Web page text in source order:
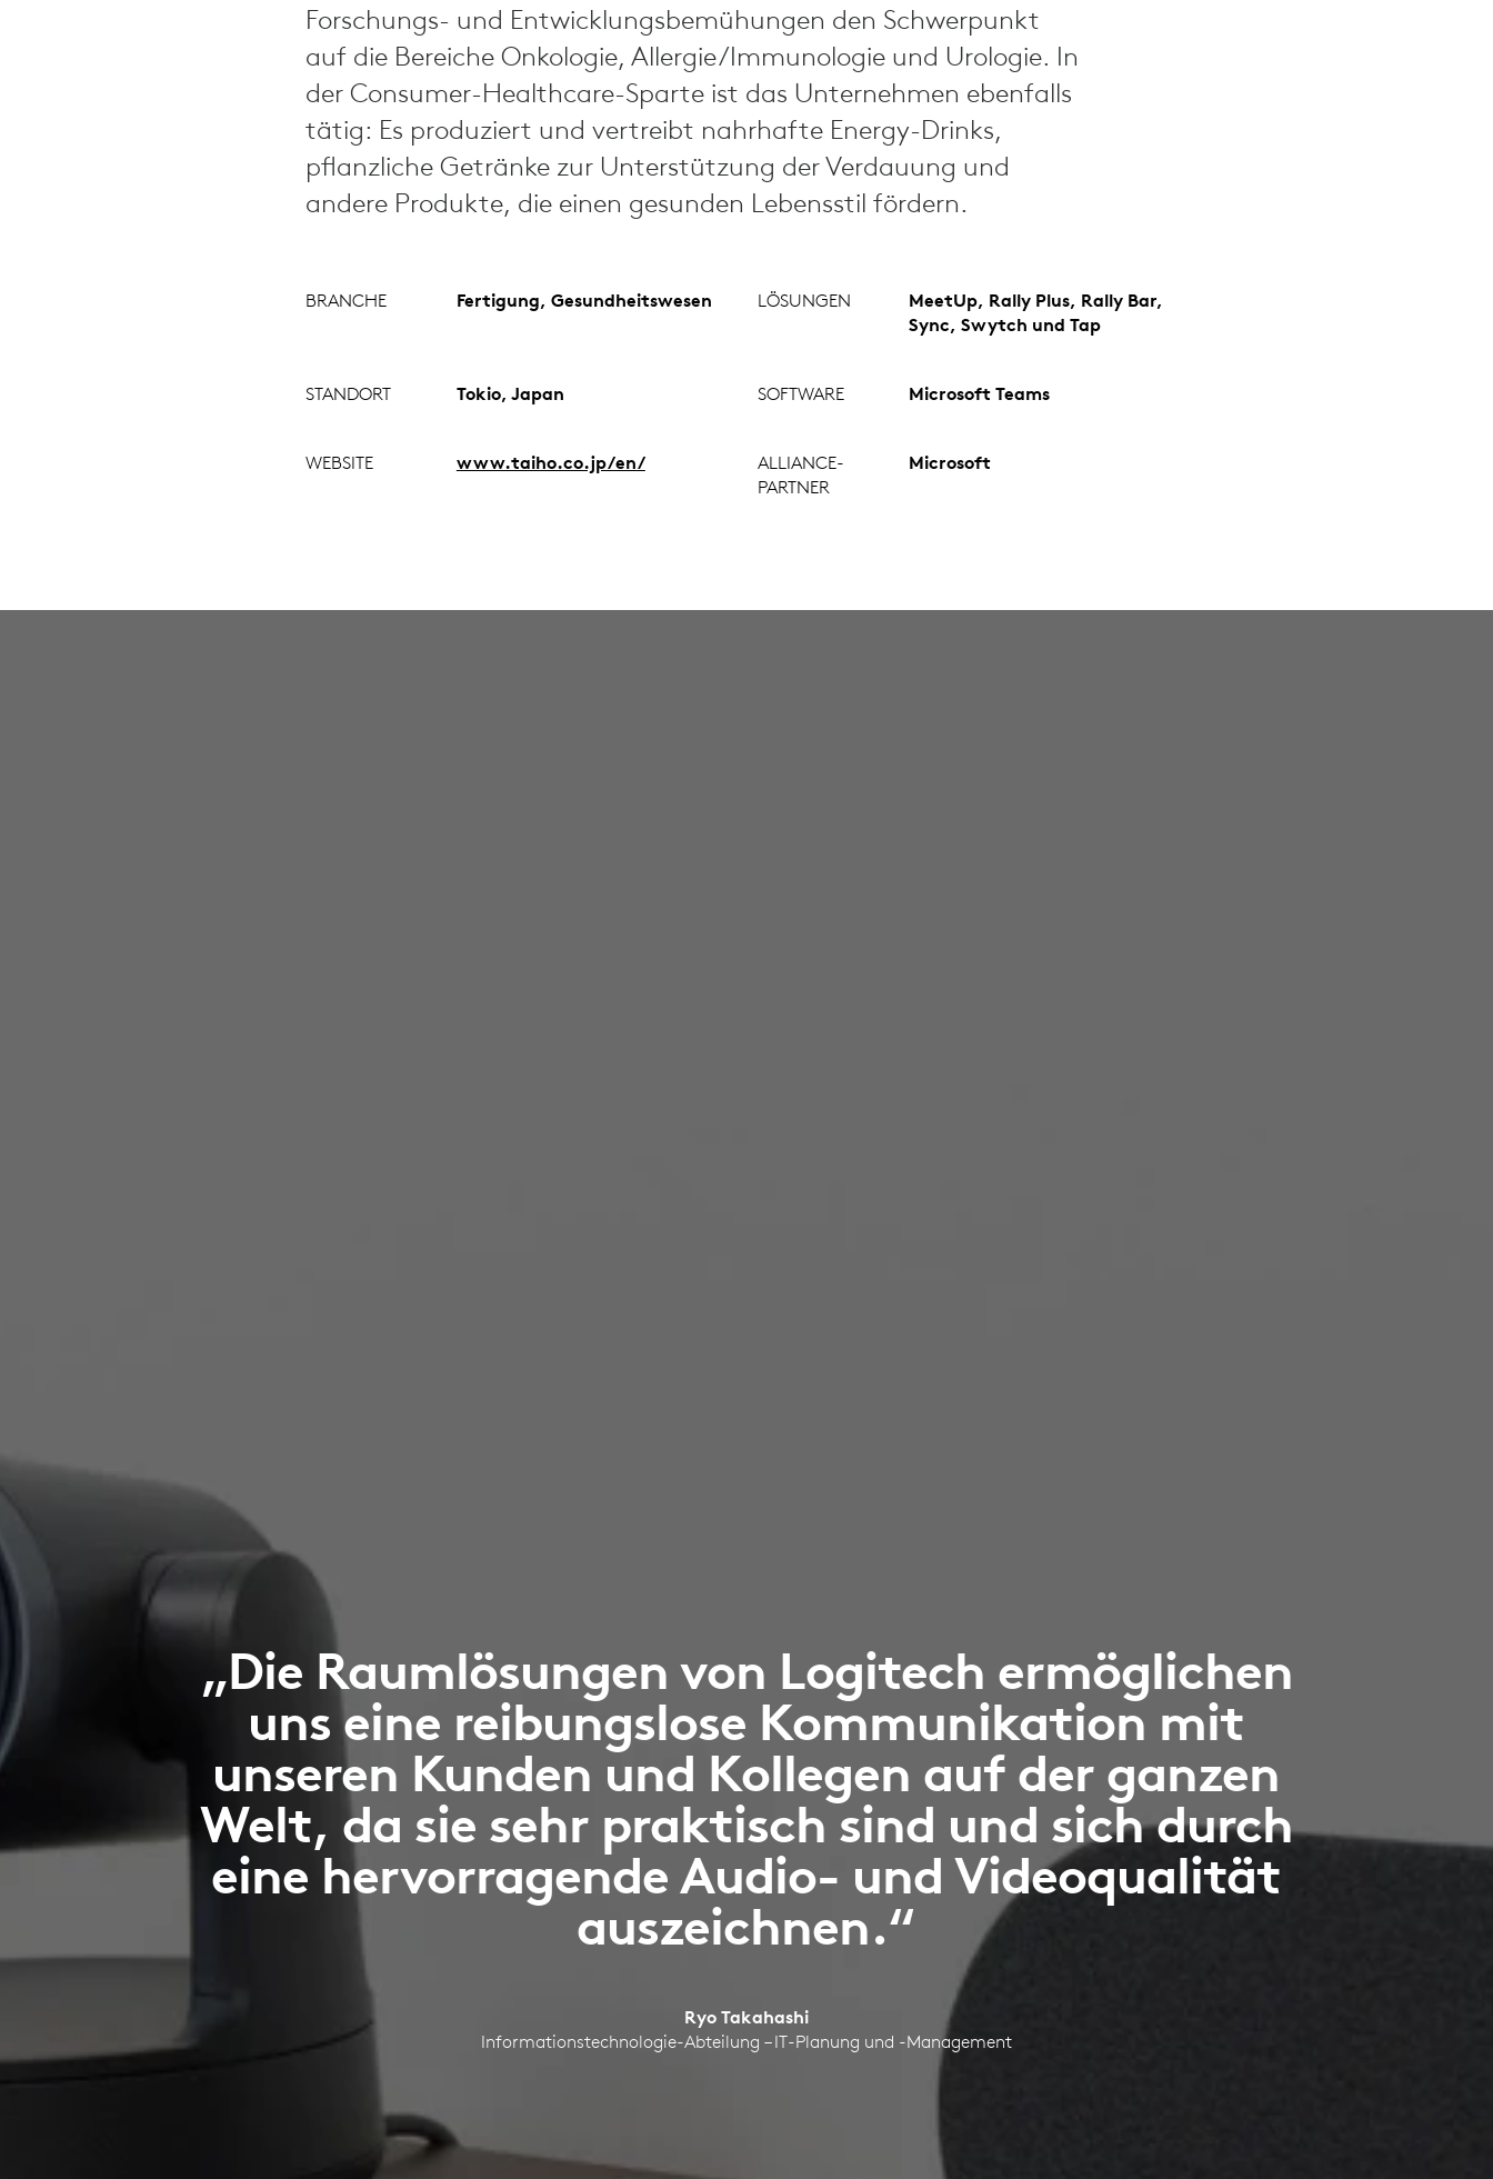
Forschungs- und Entwicklungsbemühungen den Schwerpunkt
auf die Bereiche Onkologie, Allergie/Immunologie und Urologie. In
der Consumer-Healthcare-Sparte ist das Unternehmen ebenfalls
tätig: Es produziert und vertreibt nahrhafte Energy-Drinks,
pflanzliche Getränke zur Unterstützung der Verdauung und
andere Produkte, die einen gesunden Lebensstil fördern.
BRANCHE Fertigung, Gesundheitswesen LÖSUNGEN
MeetUp, Rally Plus, Rally Bar,
Sync, Swytch und Tap
STANDORT Tokio, Japan SOFTWARE Microsoft Teams
WEBSITE www.taiho.co.jp/en/
ALLIANCE-
PARTNER
Microsoft
„Die Raumlösungen von Logitech ermöglichen
uns eine reibungslose Kommunikation mit
unseren Kunden und Kollegen auf der ganzen
Welt, da sie sehr praktisch sind und sich durch
eine hervorragende Audio- und Videoqualität
auszeichnen.“
Ryo Takahashi
Informationstechnologie-Abteilung – IT-Planung und -Management